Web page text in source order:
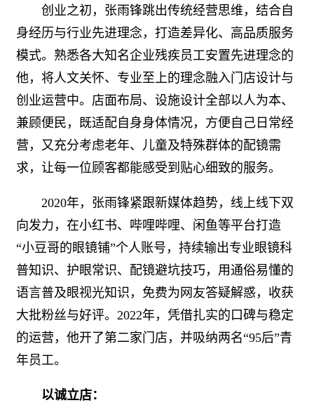
创业之初，张雨锋跳出传统经营思维，结合自
身经历与行业先进理念，打造差异化、高品质服务
模式。熟悉各大知名企业残疾员工安置先进理念的
他，将人文关怀、专业至上的理念融入门店设计与
创业运营中。店面布局、设施设计全部以人为本、
兼顾便民，既适配自身身体情况，方便自己日常经
营，又充分考虑老年、儿童及特殊群体的配镜需
求，让每一位顾客都能感受到贴心细致的服务。
2020年，张雨锋紧跟新媒体趋势，线上线下双
向发力，在小红书、哔哩哔哩、闲鱼等平台打造
“小豆哥的眼镜铺”个人账号，持续输出专业眼镜科
普知识、护眼常识、配镜避坑技巧，用通俗易懂的
语言普及眼视光知识，免费为网友答疑解惑，收获
大批粉丝与好评。2022年，凭借扎实的口碑与稳定
的运营，他开了第二家门店，并吸纳两名“95后”青
年员工。
以诚立店：